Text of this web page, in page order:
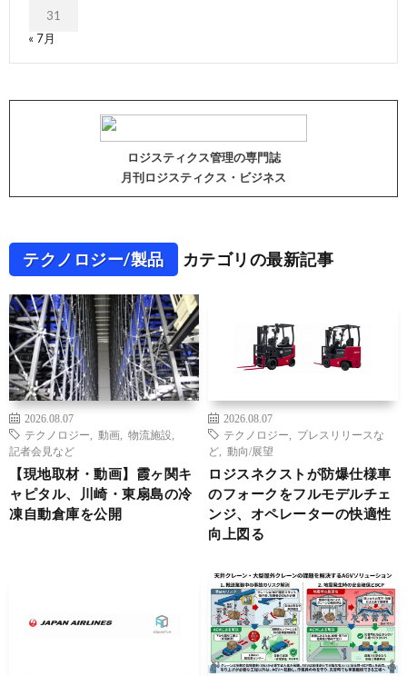
31
« 7月
ロジスティクス管理の専門誌
月刊ロジスティクス・ビジネス
テクノロジー/製品 カテゴリの最新記事
2026.08.07
テクノロジー
動画 物流施設
記者会見など
【現地取材・動画】霞ヶ関キ
ャピタル、川崎・東扇島の冷
凍自動倉庫を公開
2026.08.07
テクノロジー
プレスリリースな
ど
動向/展望
ロジスネクストが防爆仕様車
のフォークをフルモデルチェ
ンジ、オペレーターの快適性
向上図る